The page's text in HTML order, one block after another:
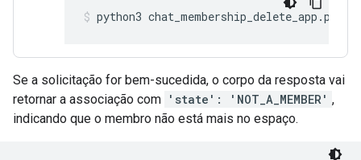
python3 chat_membership_delete_app.py
Se a solicitação for bem-sucedida, o corpo da resposta vai
retornar a associação com 'state': 'NOT_A_MEMBER' ,
indicando que o membro não está mais no espaço.